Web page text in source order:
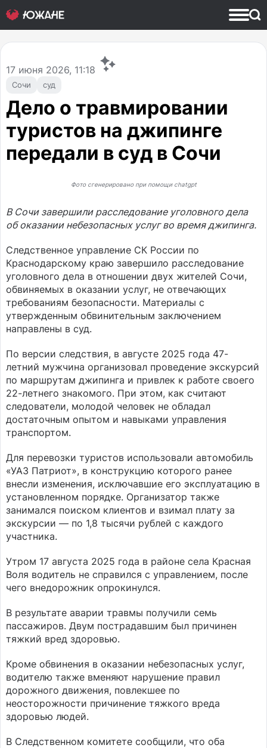
Сочи суд
17 июня 2026, 11:18
Дело о травмировании
туристов на джипинге
передали в суд в Сочи
Фото сгенерировано при помощи chatgpt
В Сочи завершили расследование уголовного дела
об оказании небезопасных услуг во время джипинга.
Следственное управление СК России по
Краснодарскому краю завершило расследование
уголовного дела в отношении двух жителей Сочи,
обвиняемых в оказании услуг, не отвечающих
требованиям безопасности. Материалы с
утвержденным обвинительным заключением
направлены в суд.
По версии следствия, в августе 2025 года 47-
летний мужчина организовал проведение экскурсий
по маршрутам джипинга и привлек к работе своего
22-летнего знакомого. При этом, как считают
следователи, молодой человек не обладал
достаточным опытом и навыками управления
транспортом.
Для перевозки туристов использовали автомобиль
«УАЗ Патриот», в конструкцию которого ранее
внесли изменения, исключавшие его эксплуатацию в
установленном порядке. Организатор также
занимался поиском клиентов и взимал плату за
экскурсии — по 1,8 тысячи рублей с каждого
участника.
Утром 17 августа 2025 года в районе села Красная
Воля водитель не справился с управлением, после
чего внедорожник опрокинулся.
В результате аварии травмы получили семь
пассажиров. Двум пострадавшим был причинен
тяжкий вред здоровью.
Кроме обвинения в оказании небезопасных услуг,
водителю также вменяют нарушение правил
дорожного движения, повлекшее по
неосторожности причинение тяжкого вреда
здоровью людей.
В Следственном комитете сообщили, что оба